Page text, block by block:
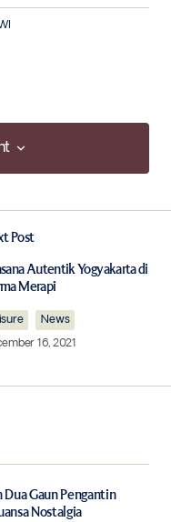
Post
Autentik Yogyakarta di
Merapi
News
16, 2021
Gaun Pengantin
Nostalgia